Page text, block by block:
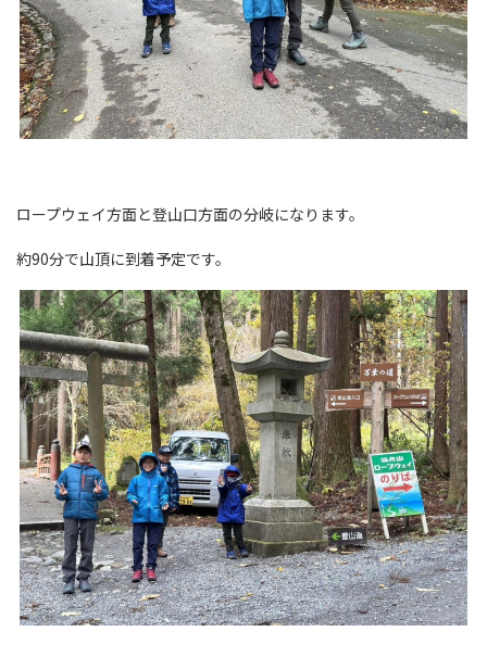
ロープウェイ方面と登山口方面の分岐になります。
約90分で山頂に到着予定です。